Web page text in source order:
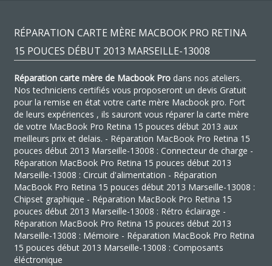
RÉPARATION CARTE MÈRE MACBOOK PRO RETINA
15 POUCES DÉBUT 2013 MARSEILLE-13008
Réparation carte mère de Macbook Prodans nos ateliers.
Nos techniciens certifiés vous proposeront un devis Gratuit
pour la remise en état votre carte mère Macbook pro. Fort
de leurs expériences , ils sauront vous réparer la carte mère
de votre MacBook Pro Retina 15 pouces début 2013 aux
meilleurs prix et delais. - Réparation MacBook Pro Retina 15
pouces début 2013 Marseille-13008 : Connecteur de charge -
Réparation MacBook Pro Retina 15 pouces début 2013
Marseille-13008 : Circuit d'alimentation - Réparation
MacBook Pro Retina 15 pouces début 2013 Marseille-13008 :
Chipset graphique - Réparation MacBook Pro Retina 15
pouces début 2013 Marseille-13008 : Rétro éclairage -
Réparation MacBook Pro Retina 15 pouces début 2013
Marseille-13008 : Mémoire - Réparation MacBook Pro Retina
15 pouces début 2013 Marseille-13008 : Composants
éléctronique